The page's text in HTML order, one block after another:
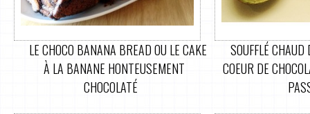
LE CHOCO BANANA BREAD OU LE CAKE
À LA BANANE HONTEUSEMENT
CHOCOLATÉ
SOUFFLÉ CHAUD
COEUR DE